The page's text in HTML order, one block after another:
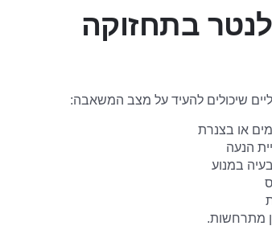
בתחזוקה
שיכולים להעיד על מצב המשאבה:
או בצנרת
הנעה
במנוע
מתרחשות.